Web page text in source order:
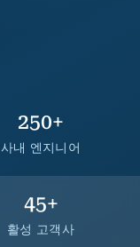
250+
사내 엔지니어
45+
활성 고객사